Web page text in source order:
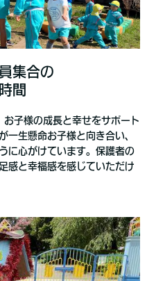
集合の
間
子様の成長と幸せをサポート
一生懸命お子様と向き合い、
に心がけています。保護者の
感と幸福感を感じていただけ